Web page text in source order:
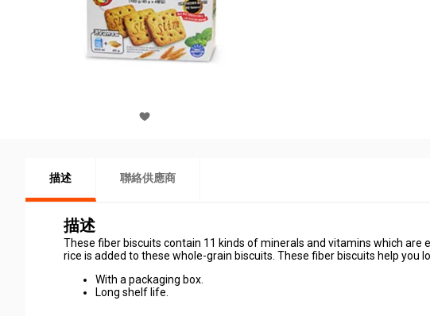
描述 聯絡供應商
描述
These fiber biscuits contain 11 kinds of minerals and vitamins which
rice is added to these whole-grain biscuits. These fiber biscuits help you
With a packaging box.
Long shelf life.